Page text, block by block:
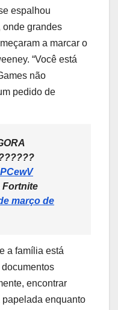
espalhou
onde grandes
a marcar o
“Você está
não
pedido de
março de
a família está
encontrar
enquanto